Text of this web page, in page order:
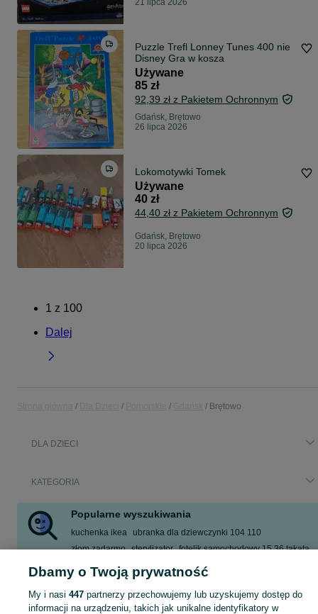
21 lipca 2026
Puzzle Trefl Lonney Tunes 400 nie
Disney Gra w kosza
Używane
85 zł
92,39 zł z Pakietem Ochronnym
Gdańsk, Brętowo
26 lipca 2026
Lokomotywki Tomek
Używane
40 zł
44,40 zł z Pakietem Ochronnym
Gdańsk, Brętowo
20 lipca 2026
1 z 100
Dalej
Brętowo
DLA DZIECI
KATEGORIA
Popularne wyszukiwania
kuchenka ikea
ubranka dla dziewczynki 104 110
złom zadarmo sterylizator fotelik samochodowy 15 36 takata
chodzik dla dziecka
cybex baza i fotelik cloud t +
marvel figurki 30 cm
Zobacz Więcej
Dbamy o Twoją prywatność
My i nasi 447partnerzy przechowujemy lub uzyskujemy dostęp do
informacji na urządzeniu, takich jak unikalne identyfikatory w